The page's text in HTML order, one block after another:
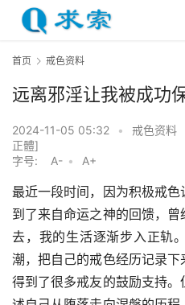
首页 戒色资料
远离邪淫让我被成功
2024-11-05 05:32 • 戒色资料
正體]
字号:
A- • A+
最近一段时间，因为积极戒
到了来自命运之神的回馈，
去，我的生活逐渐步入正轨
潮，把自己的戒色经历记录
得到了很多戒友的鼓励支持